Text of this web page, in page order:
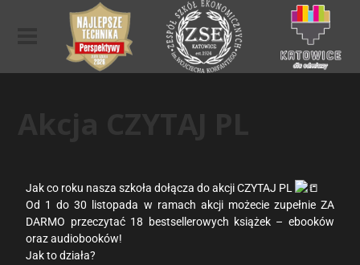
Jak co roku nasza szkoła dołącza do akcji CZYTAJ PL
Od 1 do 30 listopada w ramach akcji możecie zupełnie ZA
DARMO przeczytać 18 bestsellerowych książek – ebooków
oraz audiobooków!
Jak to działa?